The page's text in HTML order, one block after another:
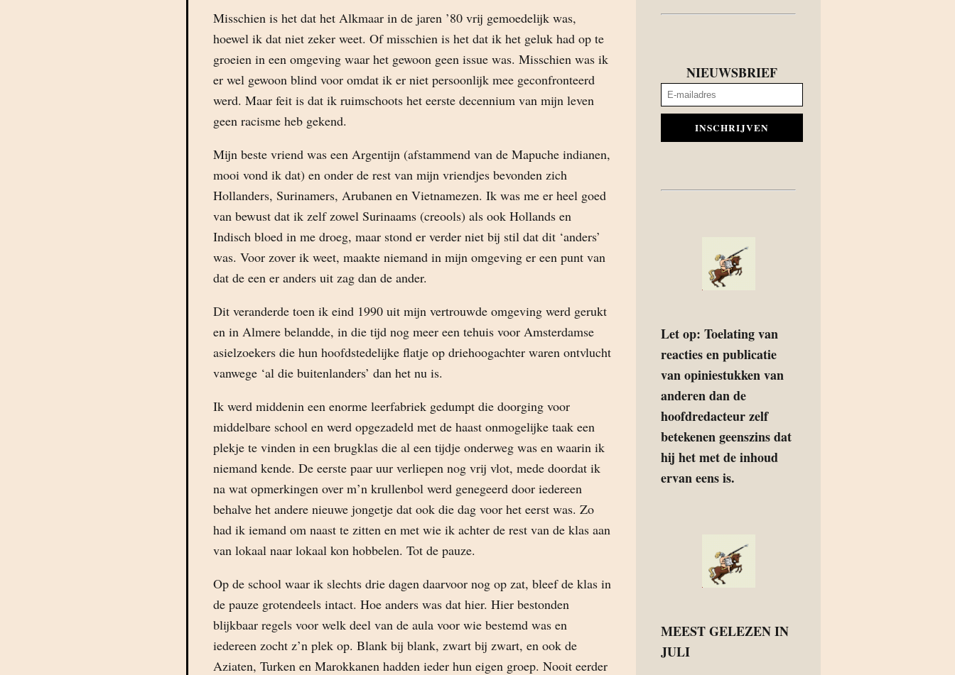
Misschien is het dat het Alkmaar in de jaren ’80 vrij gemoedelijk was,
hoewel ik dat niet zeker weet. Of misschien is het dat ik het geluk had op te
groeien in een omgeving waar het gewoon geen issue was. Misschien was ik
er wel gewoon blind voor omdat ik er niet persoonlijk mee geconfronteerd
werd. Maar feit is dat ik ruimschoots het eerste decennium van mijn leven
geen racisme heb gekend.
Mijn beste vriend was een Argentijn (afstammend van de Mapuche indianen,
mooi vond ik dat) en onder de rest van mijn vriendjes bevonden zich
Hollanders, Surinamers, Arubanen en Vietnamezen. Ik was me er heel goed
van bewust dat ik zelf zowel Surinaams (creools) als ook Hollands en
Indisch bloed in me droeg, maar stond er verder niet bij stil dat dit ‘anders’
was. Voor zover ik weet, maakte niemand in mijn omgeving er een punt van
dat de een er anders uit zag dan de ander.
Dit veranderde toen ik eind 1990 uit mijn vertrouwde omgeving werd gerukt
en in Almere belandde, in die tijd nog meer een tehuis voor Amsterdamse
asielzoekers die hun hoofdstedelijke flatje op driehoogachter waren ontvlucht
vanwege ‘al die buitenlanders’ dan het nu is.
Ik werd middenin een enorme leerfabriek gedumpt die doorging voor
middelbare school en werd opgezadeld met de haast onmogelijke taak een
plekje te vinden in een brugklas die al een tijdje onderweg was en waarin ik
niemand kende. De eerste paar uur verliepen nog vrij vlot, mede doordat ik
na wat opmerkingen over m’n krullenbol werd genegeerd door iedereen
behalve het andere nieuwe jongetje dat ook die dag voor het eerst was. Zo
had ik iemand om naast te zitten en met wie ik achter de rest van de klas aan
van lokaal naar lokaal kon hobbelen. Tot de pauze.
Op de school waar ik slechts drie dagen daarvoor nog op zat, bleef de klas in
de pauze grotendeels intact. Hoe anders was dat hier. Hier bestonden
blijkbaar regels voor welk deel van de aula voor wie bestemd was en
iedereen zocht z’n plek op. Blank bij blank, zwart bij zwart, en ook de
Aziaten, Turken en Marokkanen hadden ieder hun eigen groep. Nooit eerder
NIEUWSBRIEF
INSCHRIJVEN
Let op: Toelating van
reacties en publicatie
van opiniestukken van
anderen dan de
hoofdredacteur zelf
betekenen geenszins dat
hij het met de inhoud
ervan eens is.
MEEST GELEZEN IN
JULI